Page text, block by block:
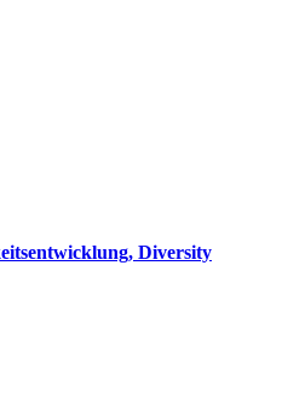
Diversity